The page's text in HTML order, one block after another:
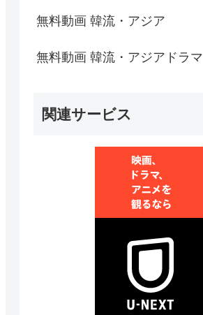
無料動画 韓流・アジア
無料動画 韓流・アジアドラマ
関連サービス